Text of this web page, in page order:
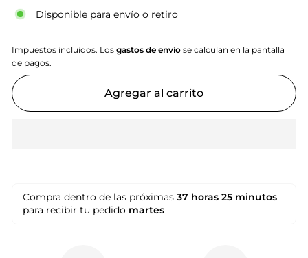
Disponible para envío o retiro
Impuestos incluidos. Los gastos de envío se calculan en la pantalla
de pagos.
Agregar al carrito
Compra dentro de las próximas 37 horas 25 minutos
para recibir tu pedido martes